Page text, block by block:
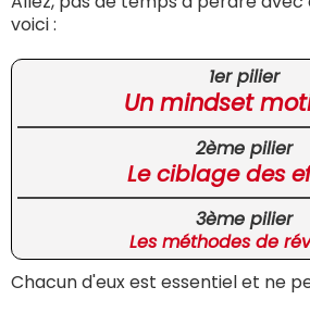
voici :
1er pilier
Un mindset
2ème pilier
Le ciblage des
3ème pilier
Les méthodes de
Chacun d'eux est essentiel et ne